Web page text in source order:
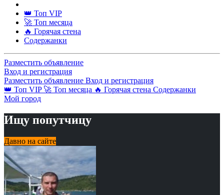
👑 Топ VIP
🚀 Топ месяца
🔥 Горячая стена
Содержанки
Разместить объявление
Вход и регистрация
Разместить объявление Вход и регистрация
👑 Топ VIP 🚀 Топ месяца 🔥 Горячая стена Содержанки
Мой город
Ищу попутчицу
Давно на сайте